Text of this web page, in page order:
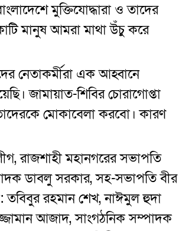
মুক্তিযোদ্ধারা ও তাদের
মানুষ আমরা মাথা উঁচু করে
নেতাকর্মীরা এক আহ্বানে
জামায়াত-শিবির চোরাগোপ্তা
মোকাবেলা করবো। কারণ
রাজশাহী মহানগরের সভাপতি
ডাবলু সরকার, সহ-সভাপতি বীর
তবিবুর রহমান শেখ, নাঈমুল হুদা
আজাদ, সাংগঠনিক সম্পাদক